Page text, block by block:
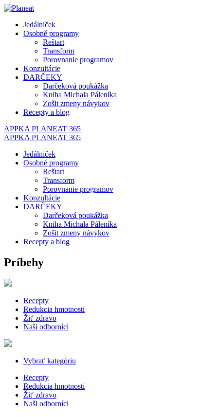
Jedálniček
Osobné programy
Reštart
Transform
Porovnanie programov
Konzultácie
DARČEKY
Darčeková poukážka
Kniha Michala Páleníka
Zošit zmeny návykov
Recepty a blog
APPKA PLANEAT 365
APPKA PLANEAT 365
Jedálniček
Osobné programy
Reštart
Transform
Porovnanie programov
Konzultácie
DARČEKY
Darčeková poukážka
Kniha Michala Páleníka
Zošit zmeny návykov
Recepty a blog
Príbehy
Recepty
Redukcia hmotnosti
Žiť zdravo
Naši odborníci
Vybrať kategóriu
Recepty
Redukcia hmotnosti
Žiť zdravo
Naši odborníci